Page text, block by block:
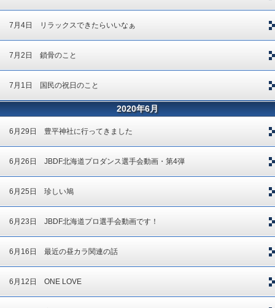
7月4日 リラックスできたらいいなぁ
7月2日 鎖骨のこと
7月1日 国民の祝日のこと
2020年6月
6月29日 豊平神社に行ってきました
6月26日 JBDF北海道プロダンス選手会動画・第4弾
6月25日 珍しい鳩
6月23日 JBDF北海道プロ選手会動画です！
6月16日 最近の昼カラ関連の話
6月12日 ONE LOVE